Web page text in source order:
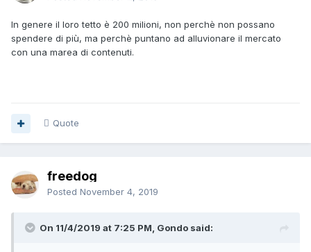
In genere il loro tetto è 200 milioni, non perchè non possano
spendere di più, ma perchè puntano ad alluvionare il mercato
con una marea di contenuti.
Quote
freedog
Posted November 4, 2019
On 11/4/2019 at 7:25 PM, Gondo said: